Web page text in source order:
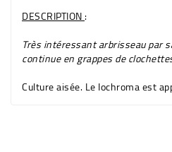
DESCRIPTION:
Très intéressant arbrisseau par
continue en grappes de
Culture aisée. Le Iochroma est